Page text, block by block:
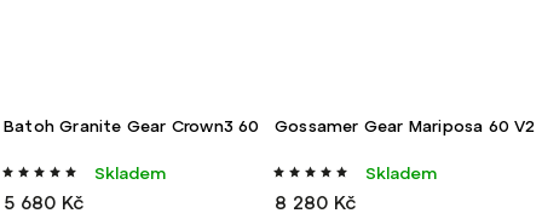
Batoh Granite Gear Crown3 60
Skladem
5 680 Kč
Gossamer Gear Mariposa 60 V2
Skladem
8 280 Kč